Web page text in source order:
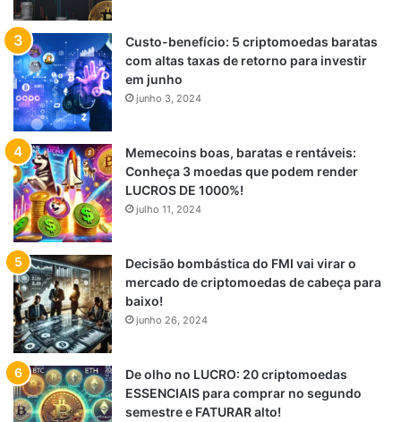
Custo-benefício: 5 criptomoedas baratas
com altas taxas de retorno para investir
em junho
junho 3, 2024
Memecoins boas, baratas e rentáveis:
Conheça 3 moedas que podem render
LUCROS DE 1000%!
julho 11, 2024
Decisão bombástica do FMI vai virar o
mercado de criptomoedas de cabeça para
baixo!
junho 26, 2024
De olho no LUCRO: 20 criptomoedas
ESSENCIAIS para comprar no segundo
semestre e FATURAR alto!